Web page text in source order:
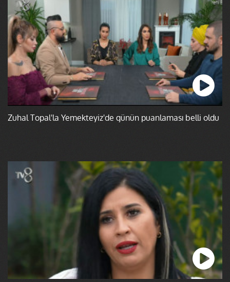
Zuhal Topal'la Yemekteyiz'de günün puanlaması belli oldu